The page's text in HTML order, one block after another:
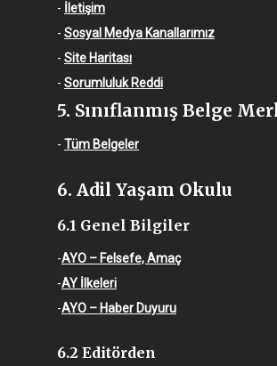
- İletişim
- Sosyal Medya Kanallarımız
- Site Haritası
- Sorumluluk Reddi
5. Sınıflanmış Belge
- Tüm Belgeler
6. Adil Yaşam Okulu
6.1 Genel Bilgiler
-AYO – Felsefe, Amaç
-AY İlkeleri
-AYO – Haber Duyuru
6.2 Editörden